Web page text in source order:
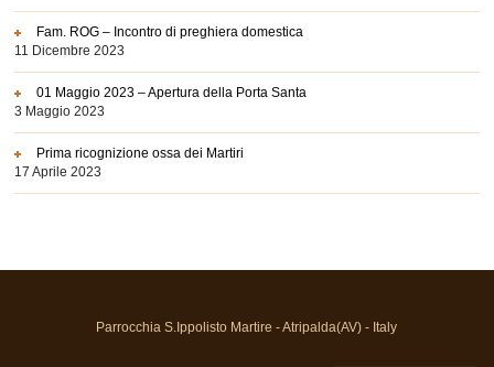
Fam. ROG – Incontro di preghiera domestica
11 Dicembre 2023
01 Maggio 2023 – Apertura della Porta Santa
3 Maggio 2023
Prima ricognizione ossa dei Martiri
17 Aprile 2023
Parrocchia S.Ippolisto Martire - Atripalda(AV) - Italy